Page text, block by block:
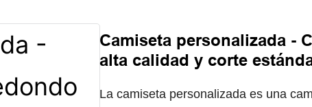
Camiseta personalizada -
alta calidad y corte
La camiseta personalizada es una